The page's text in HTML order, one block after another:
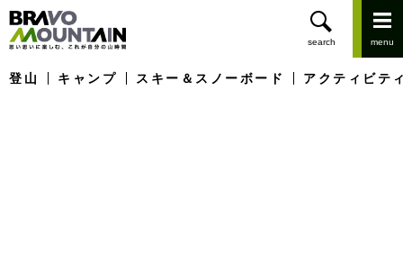
登山 キャンプ スキー＆スノーボード アクティビテ